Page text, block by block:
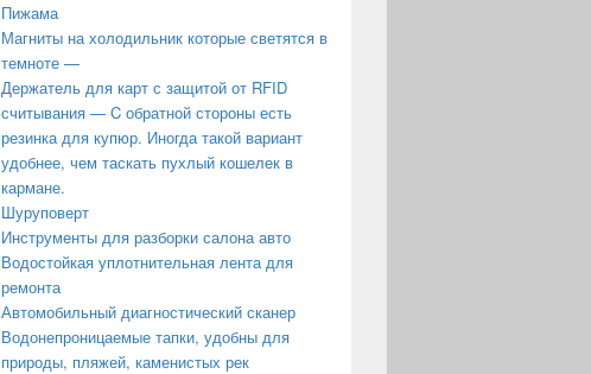
Пижама
Магниты на холодильник которые светятся в
темноте —
Держатель для карт с защитой от RFID
считывания — C обратной стороны есть
резинка для купюр. Иногда такой вариант
удобнее, чем таскать пухлый кошелек в
кармане.
Шуруповерт
Инструменты для разборки салона авто
Водостойкая уплотнительная лента для
ремонта
Автомобильный диагностический сканер
Водонепроницаемые тапки, удобны для
природы, пляжей, каменистых рек